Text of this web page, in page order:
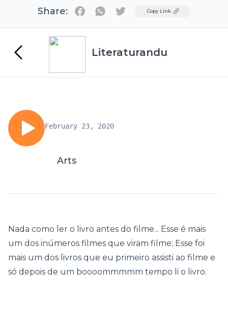
Share: TwitterCopy Link
Literaturandu
February 23, 2020
Arts
Nada como ler o livro antes do filme... Esse é mais
um dos inúmeros filmes que viram filme; Esse foi
mais um dos livros que eu primeiro assisti ao filme e
só depois de um boooommmmm tempo li o livro.